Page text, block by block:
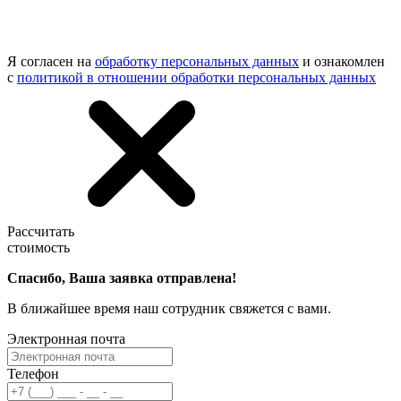
Я согласен на обработку персональных данных и ознакомлен
с политикой в отношении обработки персональных данных
Рассчитать
стоимость
Спасибо, Ваша заявка отправлена!
В ближайшее время наш сотрудник свяжется с вами.
Электронная почта
Телефон